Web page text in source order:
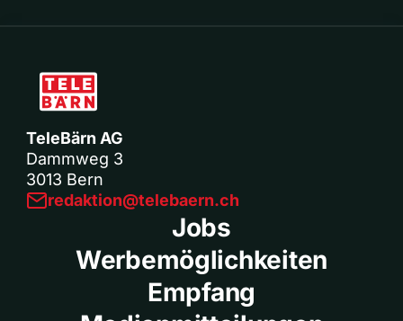
TeleBärn AG
Dammweg 3
3013 Bern
redaktion@telebaern.ch
Jobs
Werbemöglichkeiten
Empfang